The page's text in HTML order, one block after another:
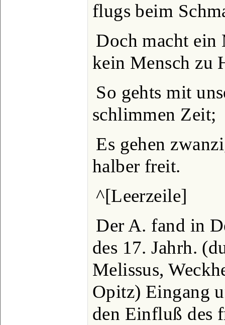
flugs beim
Doch macht ein
kein Mensch zu
So gehts mit
schlimmen Zeit;
Es gehen
halber freit.
^[Leerzeile]
Der A. fand in
des 17. Jahrh.
Melissus,
Opitz) Eingang
den Einfluß des